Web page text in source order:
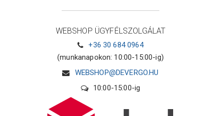
WEBSHOP ÜGYFÉLSZOLGÁLAT
+36 30 684 0964
(munkanapokon: 10:00-15:00-ig)
WEBSHOP@DEVERGO.HU
10:00-15:00-ig